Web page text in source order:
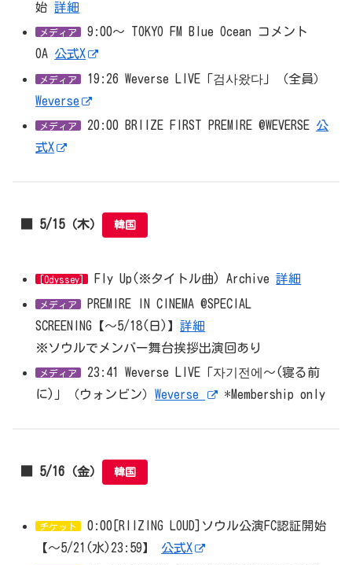
始詳細
メディア
9:00～ TOKYO FM Blue Ocean コメント
OA 公式X
メディア
19:26 Weverse LIVE「검사왔다」（全員）
Weverse
メディア 20:00 BRIIZE FIRST PREMIRE @WEVERSE 公
式X
■ 5/15（木） 韓国
[Odyssey] Fly Up(※タイトル曲) Archive詳細
メディア
PREMIRE IN CINEMA @SPECIAL
SCREENING【～5/18(日)】詳細
※ソウルでメンバー舞台挨拶出演回あり
メディア
23:41 Weverse LIVE「자기전에～(寝る前
に)」（ウォンビン）Weverse *Membership only
■ 5/16（金） 韓国
チケット
0:00[RIIZING LOUD]ソウル公演FC認証開始
【〜5/21(水)23:59】 公式X